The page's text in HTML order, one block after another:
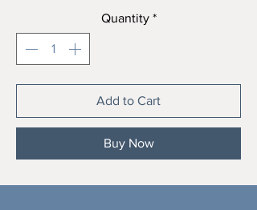
Quantity *
Add to Cart
Buy Now